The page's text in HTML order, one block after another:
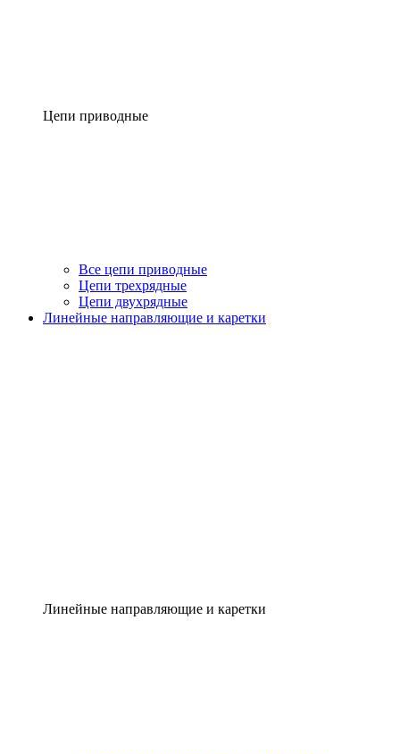
Цепи приводные
Все цепи приводные
Цепи трехрядные
Цепи двухрядные
Линейные направляющие и каретки
Линейные направляющие и каретки